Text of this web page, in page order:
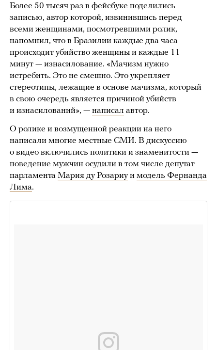
Более 50 тысяч раз в фейсбуке поделились
записью, автор которой, извинившись перед
всеми женщинами, посмотревшими ролик,
напомнил, что в Бразилии каждые два часа
происходит убийство женщины и каждые 11
минут — изнасилование. «Мачизм нужно
истребить. Это не смешно. Это укрепляет
стереотипы, лежащие в основе мачизма, который
в свою очередь является причиной убийств
и изнасилований», — написал автор.
О ролике и возмущенной реакции на него
написали многие местные СМИ. В дискуссию
о видео включились политики и знаменитости —
поведение мужчин осудили в том числе депутат
парламента Мария ду Розариуи модель Фернанда
Лима.